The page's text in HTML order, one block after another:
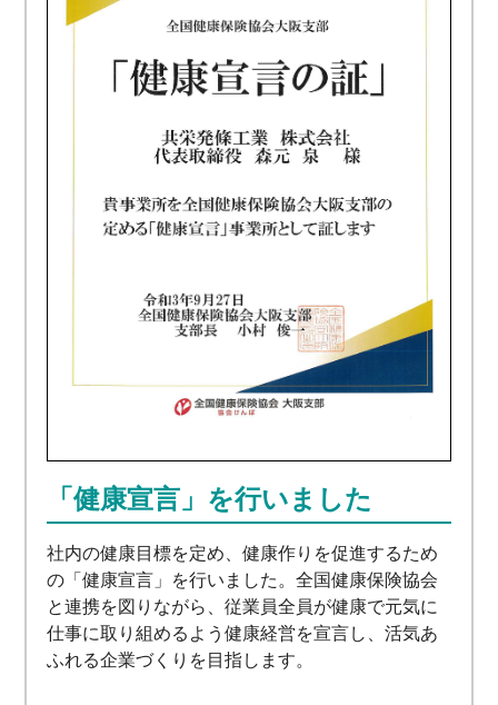
「健康宣言」を行いました
社内の健康目標を定め、健康作りを促進するため
の「健康宣言」を行いました。全国健康保険協会
と連携を図りながら、従業員全員が健康で元気に
仕事に取り組めるよう健康経営を宣言し、活気あ
ふれる企業づくりを目指します。